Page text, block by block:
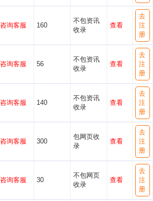
咨询客服 160
不包资讯
收录
查看
去
注
册
咨询客服 56
不包资讯
收录
查看
去
注
册
咨询客服 140
不包资讯
收录
查看
去
注
册
咨询客服 300
包网页收
录
查看
去
注
册
咨询客服 30
不包网页
收录
查看
去
注
册